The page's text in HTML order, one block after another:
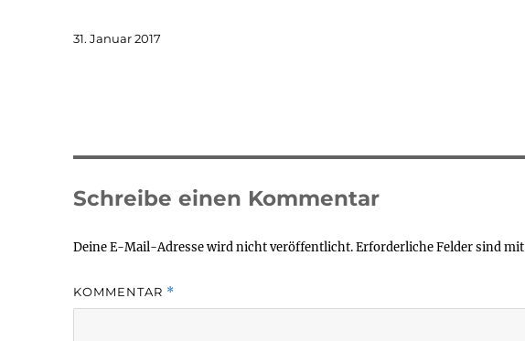
Veröffentlicht
31. Januar 2017
Schreibe einen Kommentar
Deine E-Mail-Adresse wird nicht veröffentlicht.Erforderliche Felder sind mit
KOMMENTAR *